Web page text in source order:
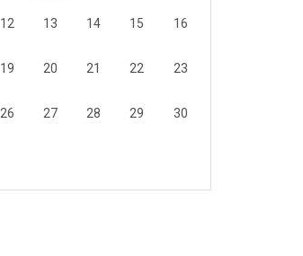
12 13 14 15 16
19 20 21 22 23
26 27 28 29 30